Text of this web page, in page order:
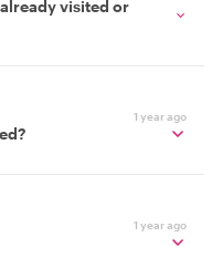
visited or
1 year ago
1 year ago